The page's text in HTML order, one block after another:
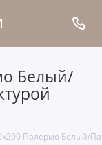
Белый/
Палермо Белый/